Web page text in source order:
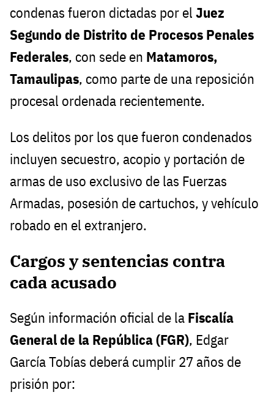
condenas fueron dictadas por el Juez
Segundo de Distrito de Procesos Penales
Federales, con sede en Matamoros,
Tamaulipas, como parte de una reposición
procesal ordenada recientemente.
Los delitos por los que fueron condenados
incluyen secuestro, acopio y portación de
armas de uso exclusivo de las Fuerzas
Armadas, posesión de cartuchos, y vehículo
robado en el extranjero.
Cargos y sentencias contra
cada acusado
Según información oficial de la Fiscalía
General de la República (FGR), Edgar
García Tobías deberá cumplir 27 años de
prisión por: